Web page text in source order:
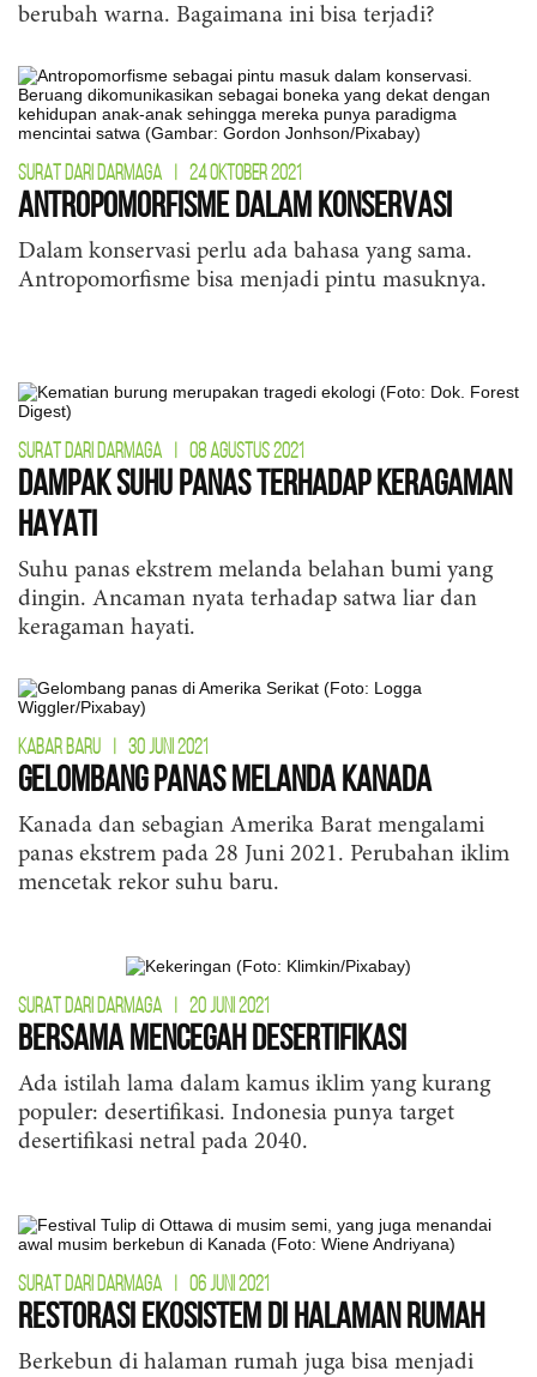
berubah warna. Bagaimana ini bisa terjadi?
SURAT DARI DARMAGA 24 OKTOBER 2021
Antropomorfisme dalam Konservasi
Dalam konservasi perlu ada bahasa yang sama.
Antropomorfisme bisa menjadi pintu masuknya.
SURAT DARI DARMAGA 08 AGUSTUS 2021
Dampak Suhu Panas Terhadap Keragaman
Hayati
Suhu panas ekstrem melanda belahan bumi yang
dingin. Ancaman nyata terhadap satwa liar dan
keragaman hayati.
KABAR BARU 30 JUNI 2021
Gelombang Panas Melanda Kanada
Kanada dan sebagian Amerika Barat mengalami
panas ekstrem pada 28 Juni 2021. Perubahan iklim
mencetak rekor suhu baru.
SURAT DARI DARMAGA 20 JUNI 2021
Bersama Mencegah Desertifikasi
Ada istilah lama dalam kamus iklim yang kurang
populer: desertifikasi. Indonesia punya target
desertifikasi netral pada 2040.
SURAT DARI DARMAGA 06 JUNI 2021
Restorasi Ekosistem di Halaman Rumah
Berkebun di halaman rumah juga bisa menjadi